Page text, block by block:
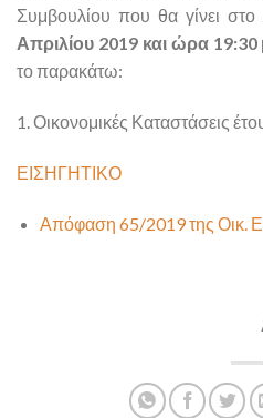
Συμβουλίου που θα γίνει στο
Απριλίου 2019 και ώρα 19:30
το παρακάτω:
1. Οικονομικές Καταστάσεις
ΕΙΣΗΓΗΤΙΚΟ
Απόφαση 65/2019 της Οικ.